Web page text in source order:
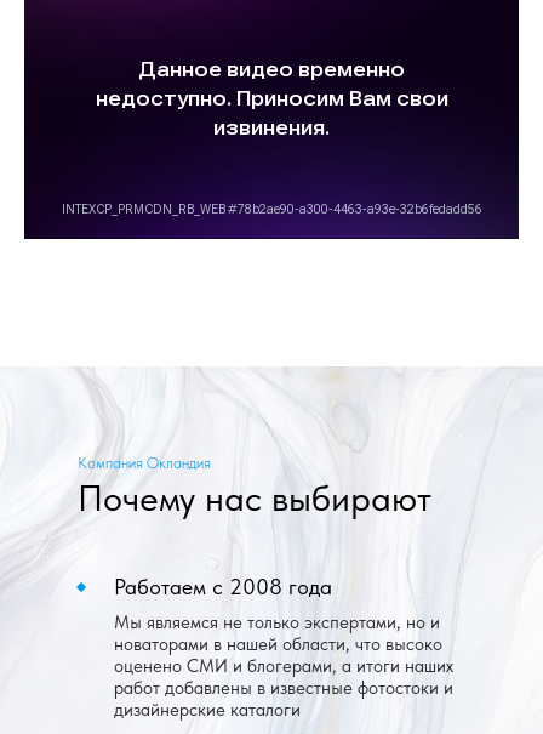
Почему нас выбирают
Компания Окландия
Работаем с 2008 года
Мы являемся не только экспертами, но и
новаторами в нашей области, что высоко
оценено СМИ и блогерами, а итоги наших
работ добавлены в известные фотостоки и
дизайнерские каталоги